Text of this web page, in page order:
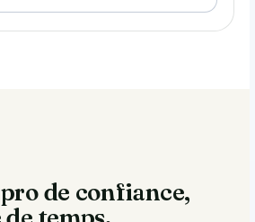
de confiance,